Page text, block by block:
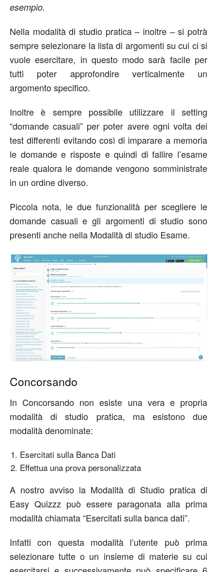
esempio.
Nella modalità di studio pratica – inoltre – si potrà
sempre selezionare la lista di argomenti su cui ci si
vuole esercitare, in questo modo sarà facile per
tutti poter approfondire verticalmente un
argomento specifico.
Inoltre è sempre possibile utilizzare il setting
“domande casuali” per poter avere ogni volta dei
test differenti evitando così di imparare a memoria
le domande e risposte e quindi di fallire l’esame
reale qualora le domande vengono somministrate
in un ordine diverso.
Piccola nota, le due funzionalità per scegliere le
domande casuali e gli argomenti di studio sono
presenti anche nella Modalità di studio Esame.
Concorsando
In Concorsando non esiste una vera e propria
modalità di studio pratica, ma esistono due
modalità denominate:
Esercitati sulla Banca Dati
Effettua una prova personalizzata
A nostro avviso la Modalità di Studio pratica di
Easy Quizzz può essere paragonata alla prima
modalità chiamata “Esercitati sulla banca dati”.
Infatti con questa modalità l’utente può prima
selezionare tutte o un insieme di materie su cui